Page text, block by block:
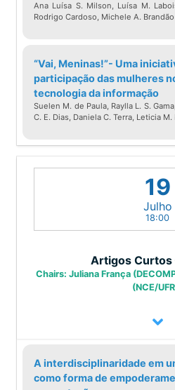
Ana Luísa S. Milson, Luísa M.
Rodrigo Cardoso, Michele A. Brandão
“Vai, Meninas!”- Uma
participação das mulheres
tecnologia da informação
Suelen M. de Paula, Raylla L. S.
C. E. Dias, Daniela C. Terra, Leticia
Artigos Curtos
Chairs: Juliana França
(NCE/
19
Julho
18:00
A interdisciplinaridade em
como forma de